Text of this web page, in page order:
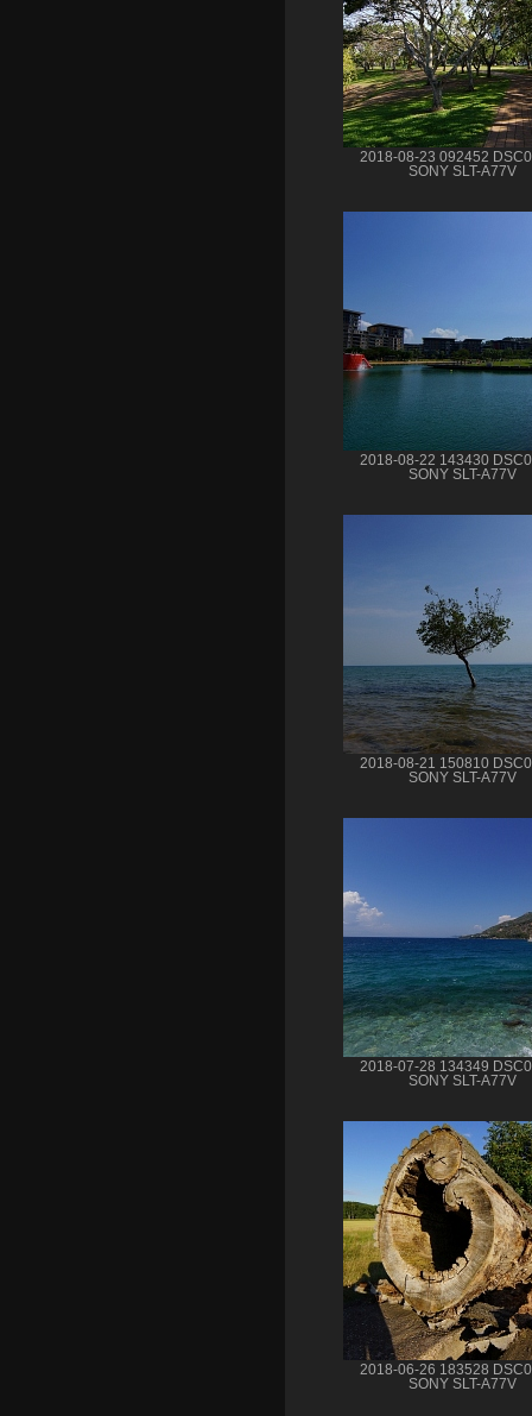
2018-08-23 092452
SONY SLT-A77V
2018-08-22 143430
SONY SLT-A77V
2018-08-21 150810
SONY SLT-A77V
2018-07-28 134349
SONY SLT-A77V
2018-06-26 183528
SONY SLT-A77V